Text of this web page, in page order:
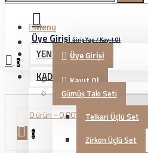
Üye Girişi Giriş Yap / Kayıt Ol
Üye Girişi
Kayıt Ol
0 ürün - 0,00TL
0
Menu
YENİ GELENLER
KADIN TAKI
Gümüş Takı Seti
Telkari Üçlü Set
Zirkon Üçlü Set
0